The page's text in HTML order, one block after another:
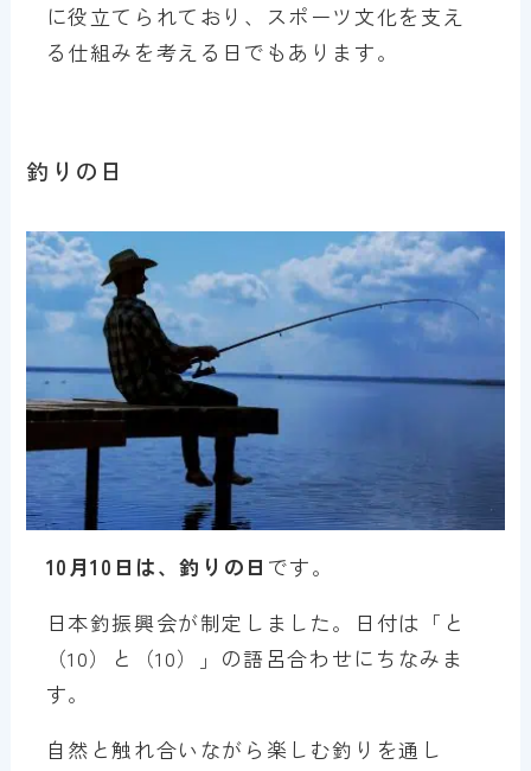
に役立てられており、スポーツ文化を支え
る仕組みを考える日でもあります。
釣りの日
10月10日は、釣りの日 です。
日本釣振興会が制定しました。日付は「と
（10）と（10）」の語呂合わせにちなみま
す。
自然と触れ合いながら楽しむ釣りを通し